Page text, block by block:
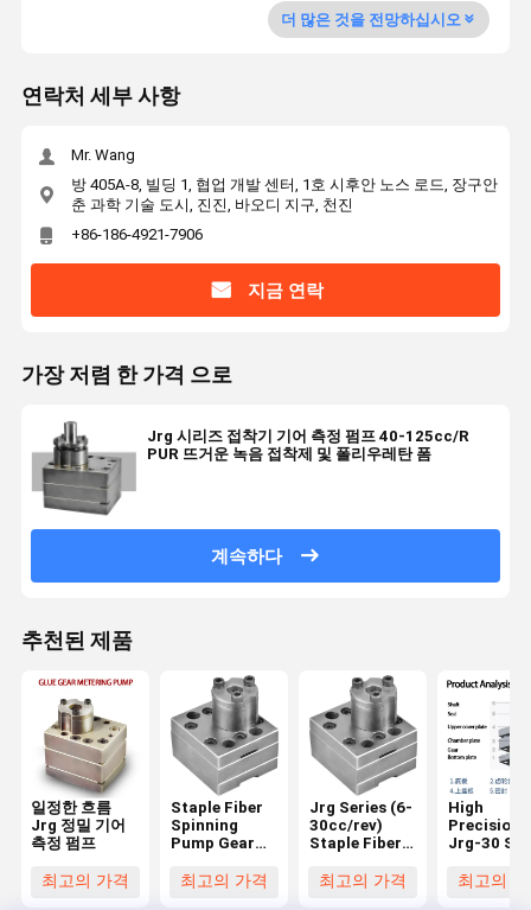
더 많은 것을 전망하십시오
연락처 세부 사항
Mr. Wang
방 405A-8, 빌딩 1, 협업 개발 센터, 1호 시후안 노스 로드, 장구안
춘 과학 기술 도시, 진진, 바오디 지구, 천진
+86-186-4921-7906
지금 연락
가장 저렴 한 가격 으로
Jrg 시리즈 접착기 기어 측정 펌프 40-125cc/R
PUR 뜨거운 녹음 접착제 및 폴리우레탄 폼
계속하다
추천된 제품
일정한 흐름
Jrg 정밀 기어
측정 펌프
최고의 가격
Staple Fiber
Spinning
Pump Gear
Pump for
최고의 가격
Jrg Series (6-
30cc/rev)
Staple Fiber
Pump High
최고의 가격
High
Precision
Jrg-30
Spinning
최고의